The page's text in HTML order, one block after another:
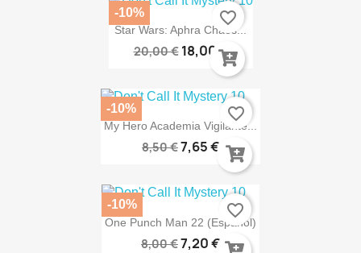
Star Wars: Aphra Chaos...
20,00 € 18,00 €
-10% favorite_border
My Hero Academia Vigilante...
8,50 €7,65 €
-10% favorite_border
One Punch Man 22 (Español)
8,00 €7,20 €
-10% favorite_border